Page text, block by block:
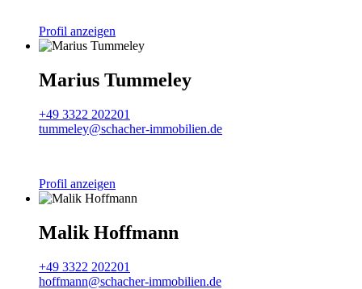
Profil anzeigen
Marius Tummeley
+49 3322 202201
tummeley@schacher-immobilien.de
Profil anzeigen
Malik Hoffmann
+49 3322 202201
hoffmann@schacher-immobilien.de